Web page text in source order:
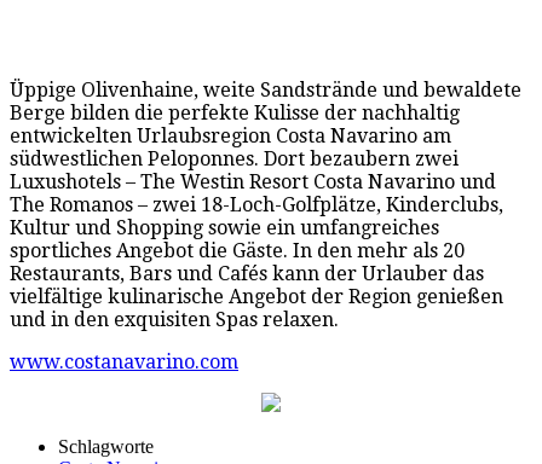
Üppige Olivenhaine, weite Sandstrände und bewaldete
Berge bilden die perfekte Kulisse der nachhaltig
entwickelten Urlaubsregion Costa Navarino am
südwestlichen Peloponnes. Dort bezaubern zwei
Luxushotels – The Westin Resort Costa Navarino und
The Romanos – zwei 18-Loch-Golfplätze, Kinderclubs,
Kultur und Shopping sowie ein umfangreiches
sportliches Angebot die Gäste. In den mehr als 20
Restaurants, Bars und Cafés kann der Urlauber das
vielfältige kulinarische Angebot der Region genießen
und in den exquisiten Spas relaxen.
www.costanavarino.com
Schlagworte